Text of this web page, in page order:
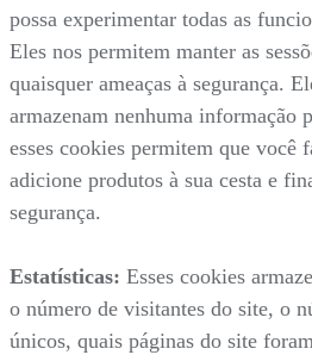
possa experimentar todas as
Eles nos permitem manter as
quaisquer ameaças à segurança.
armazenam nenhuma informação
esses cookies permitem que você
adicione produtos à sua cesta e
segurança.
Estatísticas: Esses cookies
o número de visitantes do site, o
únicos, quais páginas do site